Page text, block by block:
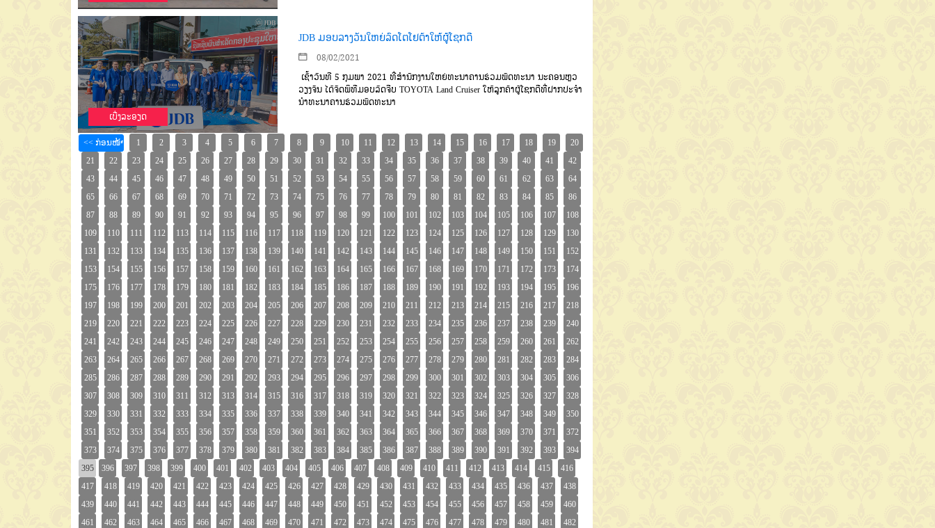
ເບີ່ງລະອຽດ
JDB ມອບລາງວັນໃຫຍ່ລົດໂຕໂຢຕ້າໃຫ້ຜູ້ໂຊກດີ
08/02/2021
ເຊົ້າວັນທີ 5 ກຸມພາ 2021 ທີ່ສໍານັກງານໃຫຍ່ທະນາຄານຮ່ວມພັດທະນາ ນະຄອນຫຼວ
ວຽງຈັນ ໄດ້ຈັດພິທີມອບລົດຈີບ TOYOTA Land Cruiser ໃຫ້ລູກຄ້າຜູ້ໂຊກດີທີ່ຝາກປະຈໍາ
ນໍາທະນາຄານຮ່ວມພັດທະນາ